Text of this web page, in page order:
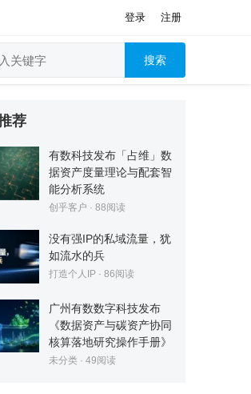
登录 注册
搜索
荐
有数科技发布「占维」数
据资产度量理论与配套智
能分析系统
创乎客户 · 88阅读
没有强IP的私域流量，犹
如流水的兵
打造个人IP · 86阅读
广州有数数字科技发布
《数据资产与碳资产协同
核算落地研究操作手册》
未分类 · 49阅读